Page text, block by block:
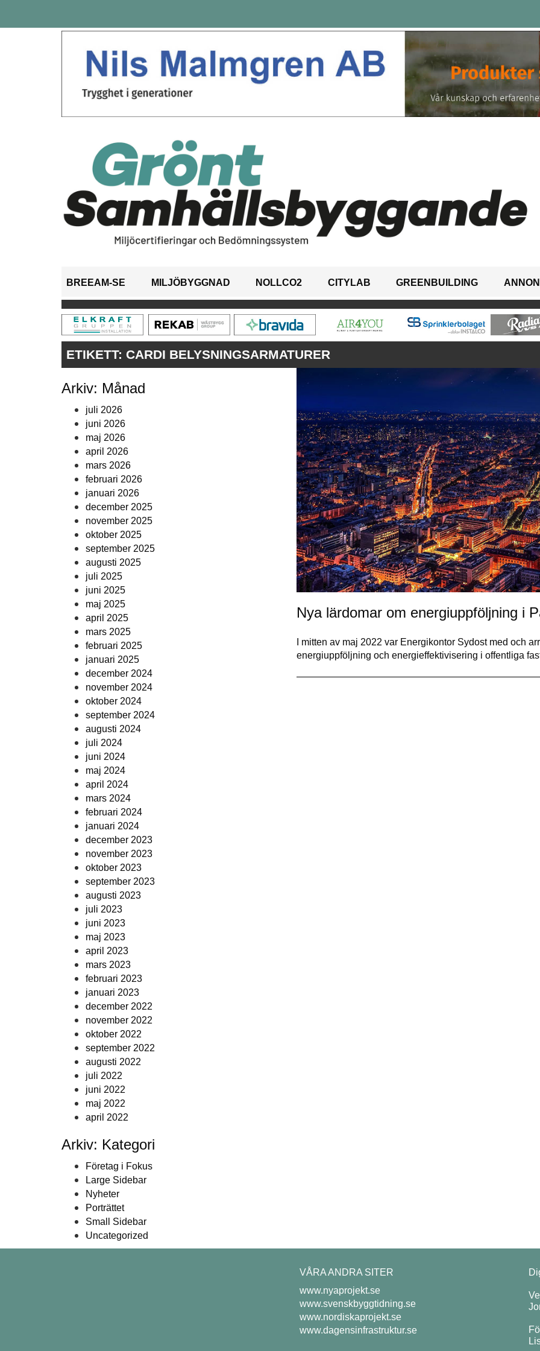
BREEAM-SE MILJÖBYGGNAD NOLLCO2 CITYLAB GREENBUILDING
ETIKETT: CARDI BELYSNINGSARMATURER
Arkiv: Månad
juli 2026
juni 2026
maj 2026
april 2026
mars 2026
februari 2026
januari 2026
december 2025
november 2025
oktober 2025
september 2025
augusti 2025
juli 2025
juni 2025
maj 2025
april 2025
mars 2025
februari 2025
januari 2025
december 2024
november 2024
oktober 2024
september 2024
augusti 2024
juli 2024
juni 2024
maj 2024
april 2024
mars 2024
februari 2024
januari 2024
december 2023
november 2023
oktober 2023
september 2023
augusti 2023
juli 2023
juni 2023
maj 2023
april 2023
mars 2023
februari 2023
januari 2023
december 2022
november 2022
oktober 2022
september 2022
augusti 2022
juli 2022
juni 2022
maj 2022
april 2022
Arkiv: Kategori
Företag i Fokus
Large Sidebar
Nyheter
Porträttet
Small Sidebar
Uncategorized
Nya lärdomar om energiuppföljning i
I mitten av maj 2022 var Energikontor Sydost med och
energiuppföljning och energieffektivisering i offentliga
VÅRA ANDRA SITER
www.nyaprojekt.se
www.svenskbyggtidning.se
www.nordiskaprojekt.se
www.dagensinfrastruktur.se